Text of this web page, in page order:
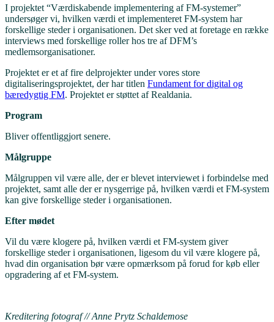
I projektet “Værdiskabende implementering af FM-systemer”
undersøger vi, hvilken værdi et implementeret FM-system har
forskellige steder i organisationen. Det sker ved at foretage en række
interviews med forskellige roller hos tre af DFM’s
medlemsorganisationer.
Projektet er et af fire delprojekter under vores store
digitaliseringsprojektet, der har titlen Fundament for digital og
bæredygtig FM. Projektet er støttet af Realdania.
Program
Bliver offentliggjort senere.
Målgruppe
Målgruppen vil være alle, der er blevet interviewet i forbindelse med
projektet, samt alle der er nysgerrige på, hvilken værdi et FM-system
kan give forskellige steder i organisationen.
Efter mødet
Vil du være klogere på, hvilken værdi et FM-system giver
forskellige steder i organisationen, ligesom du vil være klogere på,
hvad din organisation bør være opmærksom på forud for køb eller
opgradering af et FM-system.
Kreditering fotograf // Anne Prytz Schaldemose